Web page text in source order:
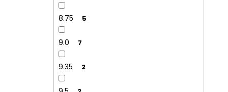
8.75 5
9.0 7
9.35 2